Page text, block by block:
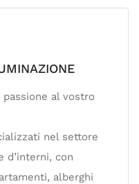
passione al vostro
nel settore
d’interni, con
alberghi